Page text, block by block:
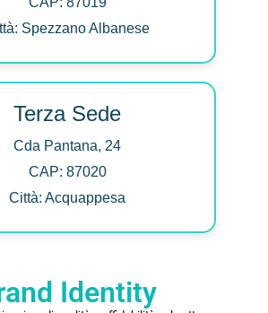
Spezzano Albanese
Terza Sede
Cda Pantana, 24
CAP: 87020
Città: Acquappesa
Identity